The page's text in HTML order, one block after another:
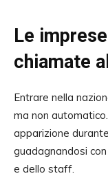
Le
chiamate
Entrare nella
ma non
apparizione
guadagnandosi
e dello staff.